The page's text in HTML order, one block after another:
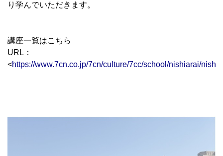
り学んでいただきます。
講座一覧はこちら
URL：
<https://www.7cn.co.jp/7cn/culture/7cc/school/nishiarai/